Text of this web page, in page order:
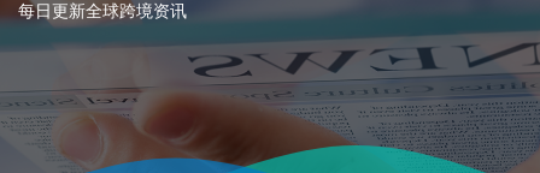
每日更新全球跨境资讯